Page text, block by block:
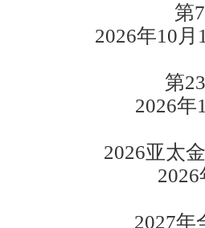
第
2026年10
第
2026年
2026亚太
2027